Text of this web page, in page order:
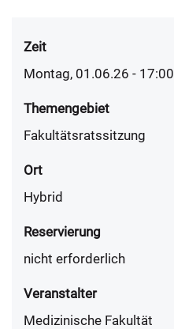
Zeit
Montag, 01.06.26 - 17:00
Themengebiet
Fakultätsratssitzung
Ort
Hybrid
Reservierung
nicht erforderlich
Veranstalter
Medizinische Fakultät